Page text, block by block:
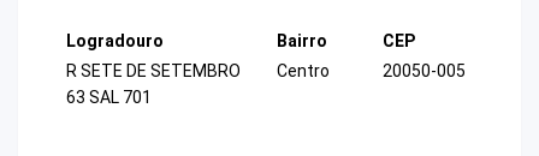
Logradouro
R SETE DE SETEMBRO
63 SAL 701
Bairro
Centro
CEP
20050-005